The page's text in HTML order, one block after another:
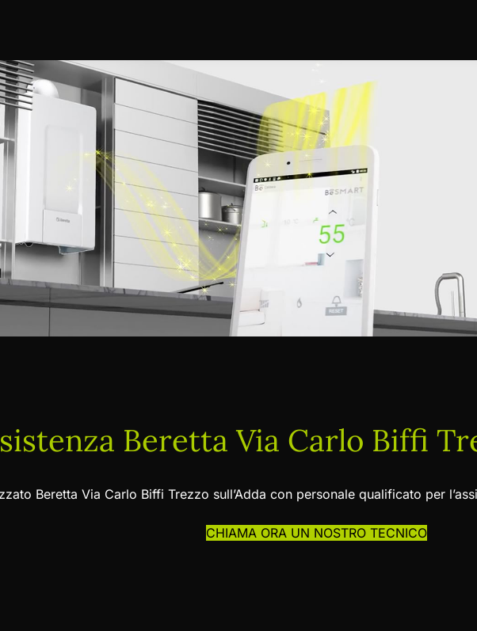
Beretta Via Carlo Biffi
Beretta Via Carlo Biffi Trezzo sull’Adda con personale qualificato per
CHIAMA ORA UN NOSTRO TECNICO